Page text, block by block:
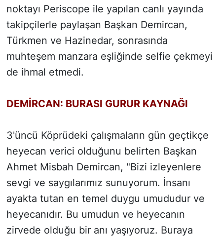
noktayı Periscope ile yapılan canlı yayında
takipçilerle paylaşan Başkan Demircan,
Türkmen ve Hazinedar, sonrasında
muhteşem manzara eşliğinde selfie çekmeyi
de ihmal etmedi.
DEMİRCAN: BURASI GURUR KAYNAĞI
3'üncü Köprüdeki çalışmaların gün geçtikçe
heyecan verici olduğunu belirten Başkan
Ahmet Misbah Demircan, "Bizi izleyenlere
sevgi ve saygılarımız sunuyorum. İnsanı
ayakta tutan en temel duygu umududur ve
heyecanıdır. Bu umudun ve heyecanın
zirvede olduğu bir anı yaşıyoruz. Buraya